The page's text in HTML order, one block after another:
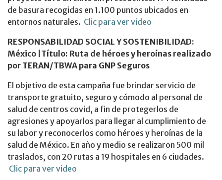
de basura recogidas en 1.100 puntos ubicados en
entornos naturales. Clic para ver video
RESPONSABILIDAD SOCIAL Y SOSTENIBILIDAD:
México |Título: Ruta de héroes y heroínas realizado
por TERAN/TBWA para GNP Seguros
El objetivo de esta campaña fue brindar servicio de
transporte gratuito, seguro y cómodo al personal de
salud de centros covid, a fin de protegerlos de
agresiones y apoyarlos para llegar al cumplimiento de
su labor y reconocerlos como héroes y heroínas de la
salud de México. En año y medio se realizaron 500 mil
traslados, con 20 rutas a 19 hospitales en 6 ciudades.
Clic para ver video